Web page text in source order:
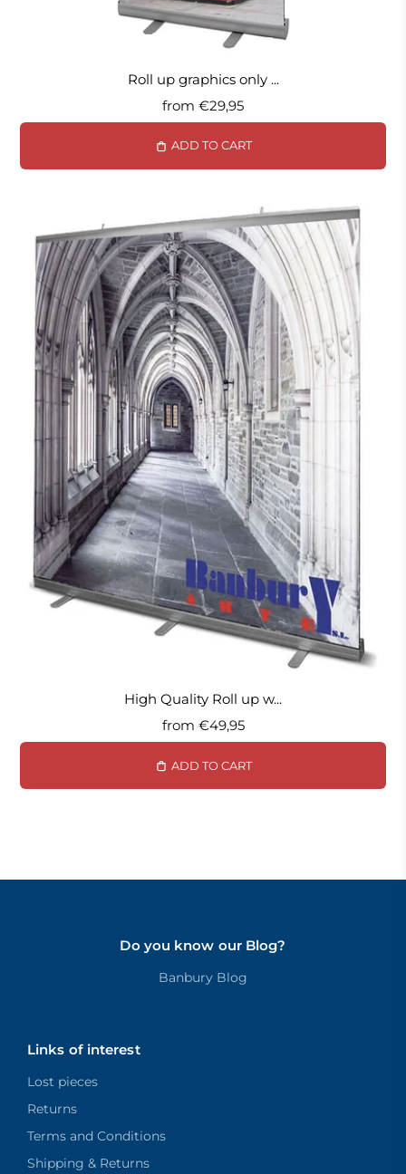
Roll up graphics only ...
from €29,95
ADD TO CART
High Quality Roll up w...
from €49,95
ADD TO CART
Do you know our Blog?
Banbury Blog
Links of interest
Lost pieces
Returns
Terms and Conditions
Shipping & Returns